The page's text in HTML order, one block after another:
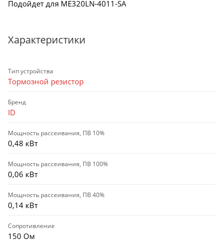
Подойдет для ME320LN-4011-SA
Характеристики
Тип устройства
Тормозной резистор
Бренд
ID
Мощность рассеивания, ПВ 10%
0,48 кВт
Мощность рассеивания, ПВ 100%
0,06 кВт
Мощность рассеивания, ПВ 40%
0,14 кВт
Сопротивление
150 Ом